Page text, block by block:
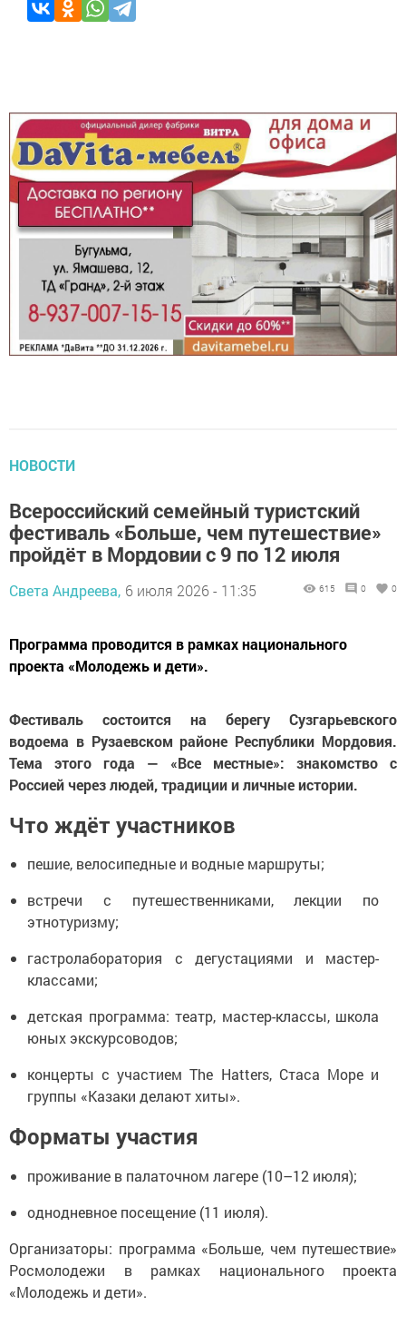
НОВОСТИ
Всероссийский семейный туристский
фестиваль «Больше, чем путешествие»
пройдёт в Мордовии с 9 по 12 июля
Света Андреева, 6 июля 2026 - 11:35 615 0 0
Программа проводится в рамках национального
проекта «Молодежь и дети».
Фестиваль состоится на берегу Сузгарьевского
водоема в Рузаевском районе Республики Мордовия.
Тема этого года — «Все местные»: знакомство с
Россией через людей, традиции и личные истории.
Что ждёт участников
пешие, велосипедные и водные маршруты;
встречи с путешественниками, лекции по
этнотуризму;
гастролаборатория с дегустациями и мастер-
классами;
детская программа: театр, мастер-классы, школа
юных экскурсоводов;
концерты с участием The Hatters, Стаса Море и
группы «Казаки делают хиты».
Форматы участия
проживание в палаточном лагере (10–12 июля);
однодневное посещение (11 июля).
Организаторы: программа «Больше, чем путешествие»
Росмолодежи в рамках национального проекта
«Молодежь и дети».